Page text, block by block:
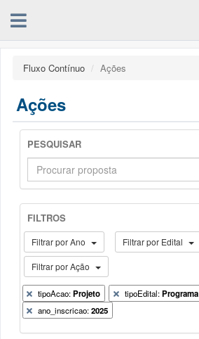
Fluxo Contínuo Ações
Ações
PESQUISAR
FILTROS
Filtrar por Ano Filtrar por Edital
Filtrar por Ação
tipoAcao:Projeto tipoEdital:Programa
ano_inscricao:2025